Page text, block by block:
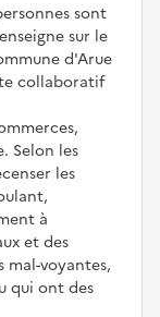
sont
sur le
d'Arue
collaboratif
Selon les
les
à
et des
mal-voyantes,
qui ont des